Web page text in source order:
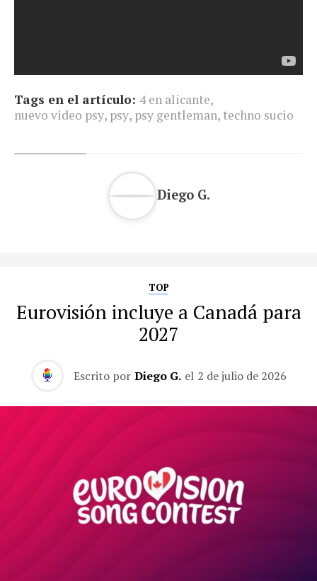
Tags en el artículo: 4 en alicante,
nuevo video psy, psy, psy gentleman, techno sucio
Diego G.
TOP
Eurovisión incluye a Canadá para
2027
Escrito por Diego G. el 2 de julio de 2026